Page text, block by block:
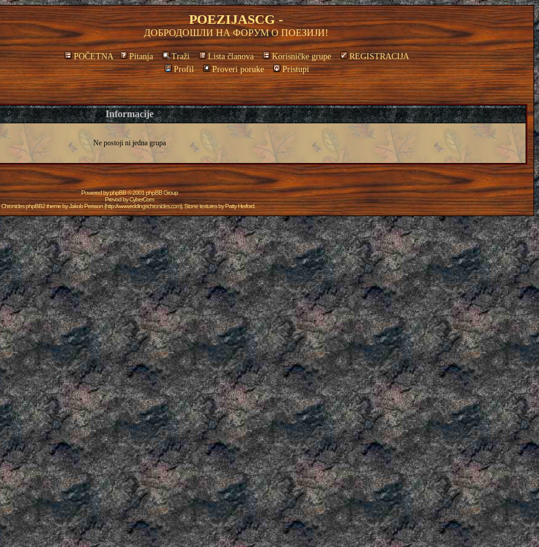
POEZIJASCG -
ДОБРОДОШЛИ НА ФОРУМ О ПОЕЗИЈИ!
POČETNA Pitanja Traži Lista članova Korisničke grupe
REGISTRACIJA
Profil
Proveri poruke Pristupi
Informacije
Ne postoji ni jedna grupa
Powered byphpBB© 2001 phpBB Group
Prevod byCyberCom
Chronicles phpBB2 theme byJakob Persson(http://www.eddingschronicles.com). Stone textures byPatty Herford. .